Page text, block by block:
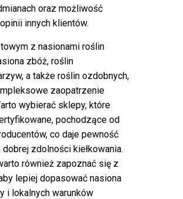
oraz możliwość
innych klientów.
z nasionami roślin
zbóż, roślin
a także roślin ozdobnych,
zaopatrzenie
wybierać sklepy, które
pochodzące od
co daje pewność
zdolności kiełkowania.
również zapoznać się z
lepiej dopasować nasiona
i lokalnych warunków